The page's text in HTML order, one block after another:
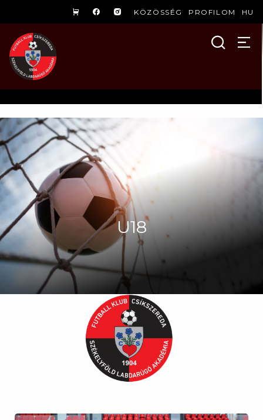
KÖZÖSSÉG PROFILOM HU
U18